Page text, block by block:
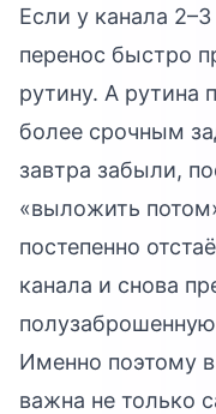
Если у канала
перенос быстро
рутину. А рутина
более срочным
завтра забыли,
«выложить
постепенно
канала и снова
Именно поэтому
важна не только